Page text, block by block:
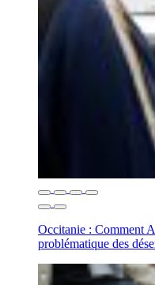
Occitanie : Comment
problématique des